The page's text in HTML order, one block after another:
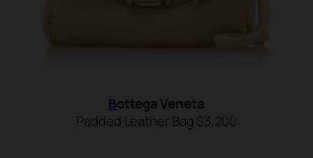
Bottega Veneta
Padded Leather Bag $3,200